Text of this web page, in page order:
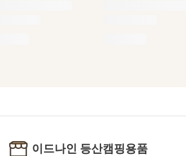
이드나인 등산캠핑용품